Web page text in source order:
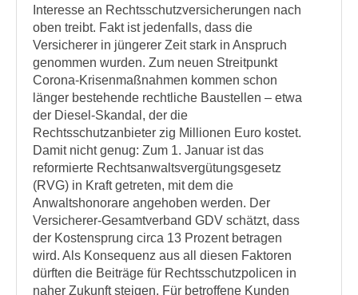
Interesse an Rechtsschutzversicherungen nach
oben treibt. Fakt ist jedenfalls, dass die
Versicherer in jüngerer Zeit stark in Anspruch
genommen wurden. Zum neuen Streitpunkt
Corona-Krisenmaßnahmen kommen schon
länger bestehende rechtliche Baustellen – etwa
der Diesel-Skandal, der die
Rechtsschutzanbieter zig Millionen Euro kostet.
Damit nicht genug: Zum 1. Januar ist das
reformierte Rechtsanwaltsvergütungsgesetz
(RVG) in Kraft getreten, mit dem die
Anwaltshonorare angehoben werden. Der
Versicherer-Gesamtverband GDV schätzt, dass
der Kostensprung circa 13 Prozent betragen
wird. Als Konsequenz aus all diesen Faktoren
dürften die Beiträge für Rechtsschutzpolicen in
naher Zukunft steigen. Für betroffene Kunden